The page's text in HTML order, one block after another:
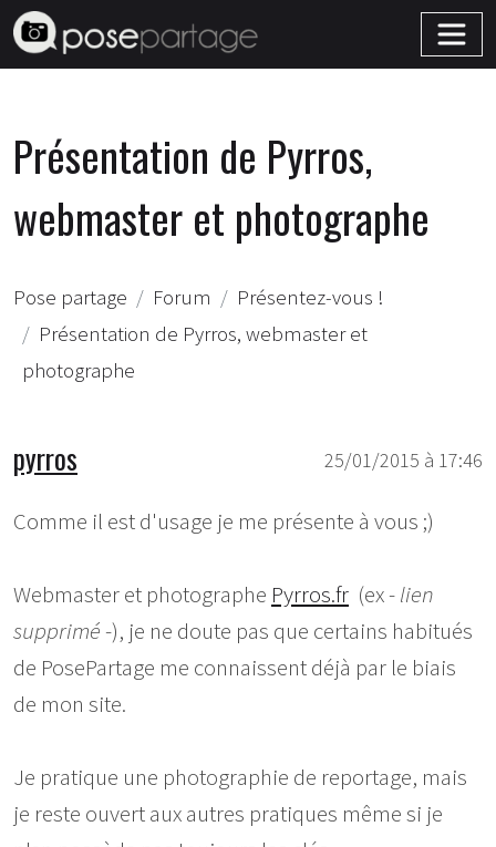
Présentation de Pyrros,
webmaster et photographe
Pose partage Forum
Présentez-vous !
Présentation de Pyrros, webmaster et
photographe
25/01/2015 à 17:46
pyrros
Comme il est d'usage je me présente à vous ;)
Webmaster et photographe Pyrros.fr (ex -lien
supprimé-), je ne doute pas que certains habitués
de PosePartage me connaissent déjà par le biais
de mon site.
Je pratique une photographie de reportage, mais
je reste ouvert aux autres pratiques même si je